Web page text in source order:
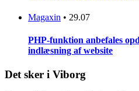
Magaxin • 29.07
PHP-funktion anbefales
indlæsning af website
Det sker i Viborg